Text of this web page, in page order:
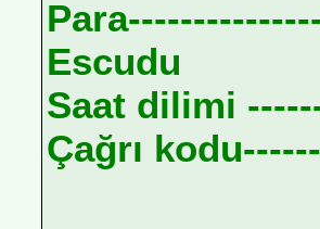
Escudu
Saat dilimi
Çağrı